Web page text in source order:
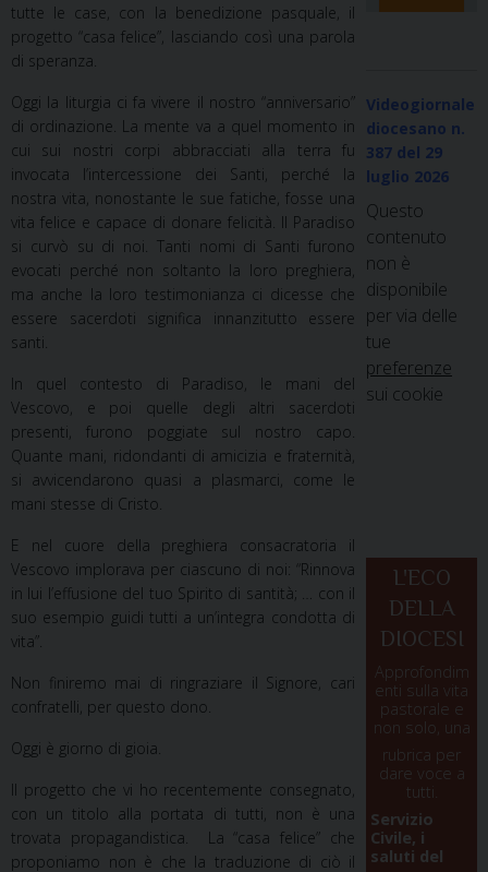
tutte le case, con la benedizione pasquale, il
progetto “casa felice”, lasciando così una parola
di speranza.
Oggi la liturgia ci fa vivere il nostro “anniversario”
di ordinazione. La mente va a quel momento in
cui sui nostri corpi abbracciati alla terra fu
invocata l’intercessione dei Santi, perché la
nostra vita, nonostante le sue fatiche, fosse una
vita felice e capace di donare felicità. Il Paradiso
si curvò su di noi. Tanti nomi di Santi furono
evocati perché non soltanto la loro preghiera,
ma anche la loro testimonianza ci dicesse che
essere sacerdoti significa innanzitutto essere
santi.
In quel contesto di Paradiso, le mani del
Vescovo, e poi quelle degli altri sacerdoti
presenti, furono poggiate sul nostro capo.
Quante mani, ridondanti di amicizia e fraternità,
si avvicendarono quasi a plasmarci, come le
mani stesse di Cristo.
E nel cuore della preghiera consacratoria il
Vescovo implorava per ciascuno di noi: “Rinnova
in lui l’effusione del tuo Spirito di santità; … con il
suo esempio guidi tutti a un’integra condotta di
vita”.
Non finiremo mai di ringraziare il Signore, cari
confratelli, per questo dono.
Oggi è giorno di gioia.
Il progetto che vi ho recentemente consegnato,
con un titolo alla portata di tutti, non è una
trovata propagandistica. La “casa felice” che
proponiamo non è che la traduzione di ciò il
Videogiornale
diocesano n.
387 del 29
luglio 2026
Questo
contenuto
non è
disponibile
per via delle
tue
preferenze
sui cookie
L'ECO
DELLA
DIOCESI
Approfondim
enti sulla vita
pastorale e
non solo, una
rubrica per
dare voce a
tutti.
Servizio
Civile, i
saluti del